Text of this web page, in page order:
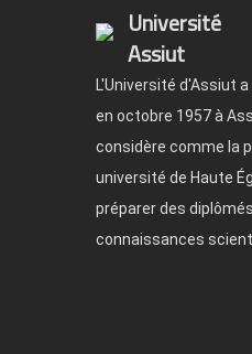
Université
Assiut
L'Université d'Assiut
en octobre 1957 à
considère comme la
université de Haute
préparer des
connaissances